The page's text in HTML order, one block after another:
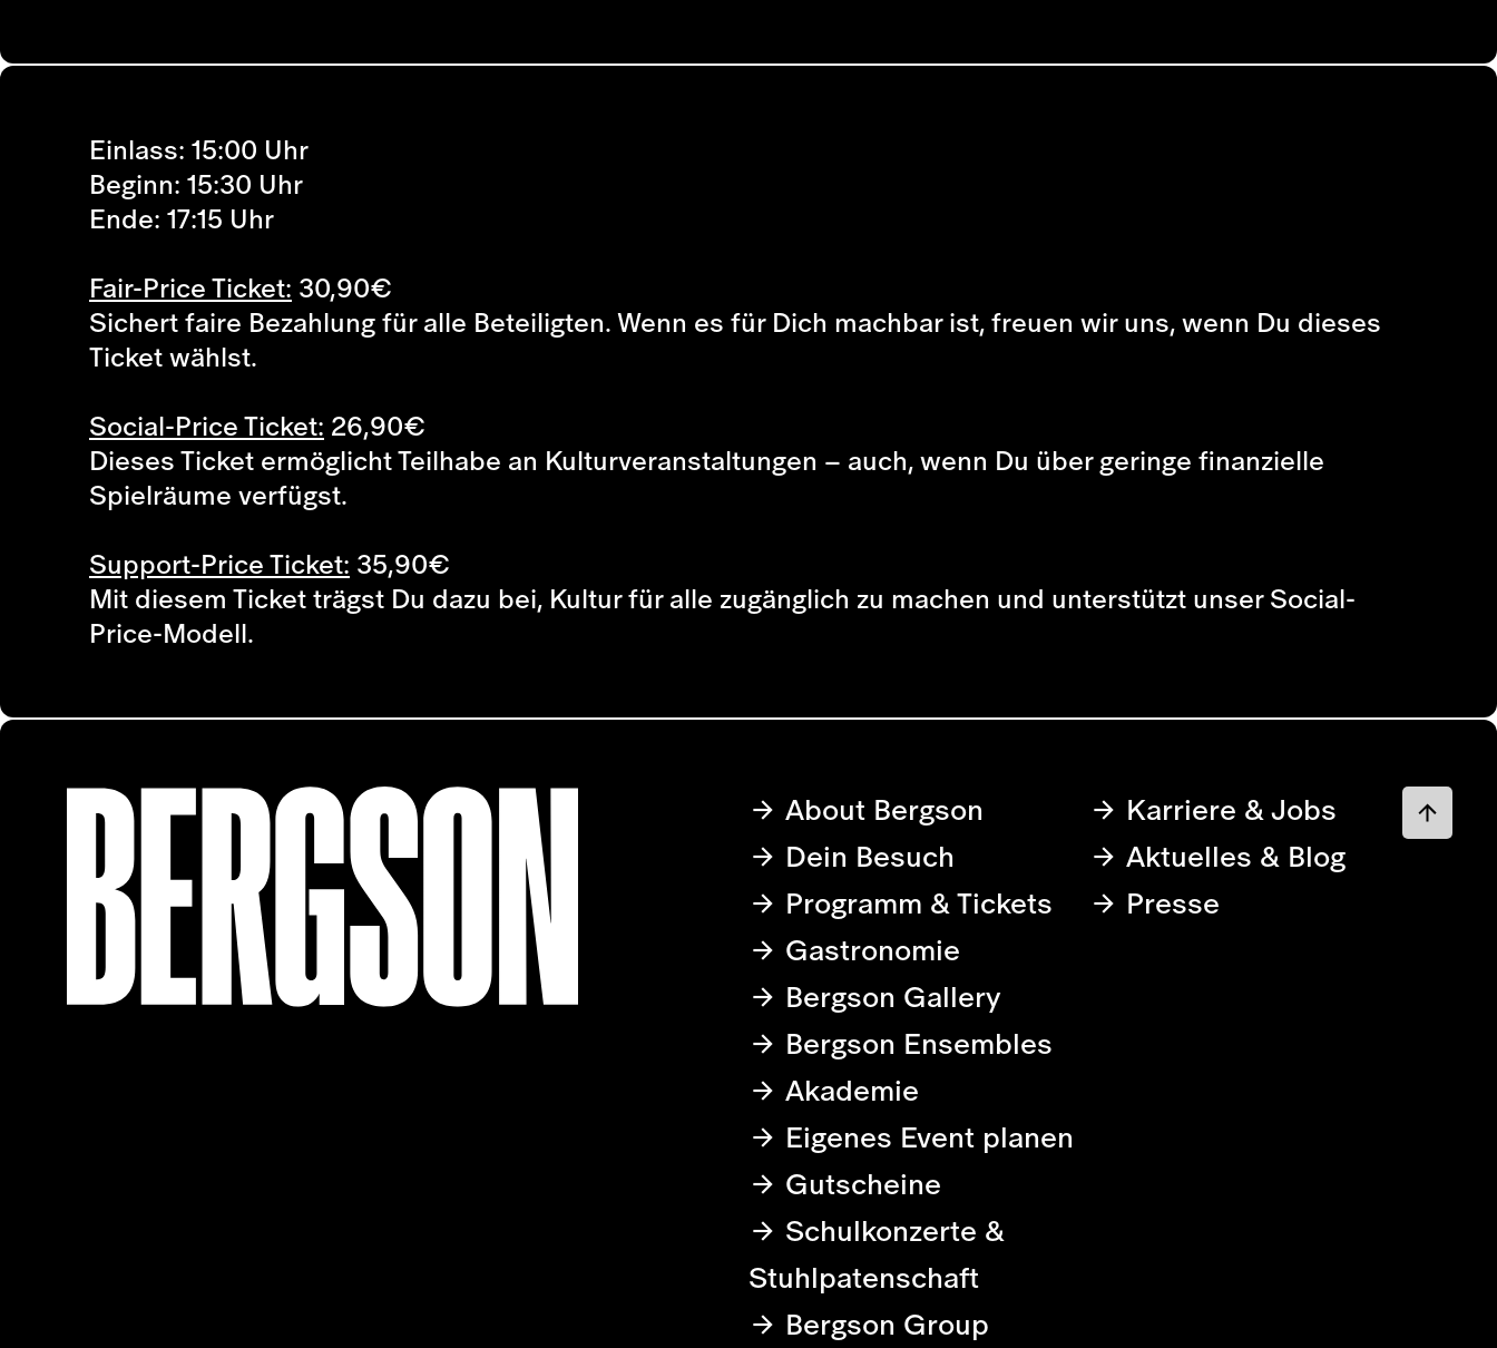
Einlass: 15:00 Uhr
Beginn: 15:30 Uhr
Ende: 17:15 Uhr
Fair-Price Ticket: 30,90€
Sichert faire Bezahlung für alle Beteiligten. Wenn es für Dich machbar ist, freuen wir uns, wenn Du dieses
Ticket wählst.
Social-Price Ticket: 26,90€
Dieses Ticket ermöglicht Teilhabe an Kulturveranstaltungen – auch, wenn Du über geringe finanzielle
Spielräume verfügst.
Support-Price Ticket: 35,90€
Mit diesem Ticket trägst Du dazu bei, Kultur für alle zugänglich zu machen und unterstützt unser Social-
Price-Modell.
About Bergson
Dein Besuch
Programm & Tickets
Gastronomie
Bergson Gallery
Bergson Ensembles
Akademie
Eigenes Event planen
Gutscheine
Schulkonzerte &
Stuhlpatenschaft
Bergson Group
Karriere & Jobs
Aktuelles & Blog
Presse